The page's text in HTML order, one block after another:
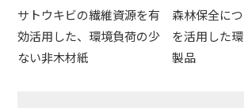
サトウキビの繊維資源を有
効活用した、環境負荷の少
ない非木材紙
森林保全に
を活用した
製品